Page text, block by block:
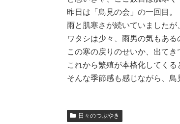
昨日は「鳥見の会」の一回目。
雨と肌寒さが続いていましたが
ワタシは少々、雨男の気もある
この寒の戻りのせいか、出て
これから繁殖が本格化してくる
そんな季節感も感じながら、鳥
日々のつぶやき